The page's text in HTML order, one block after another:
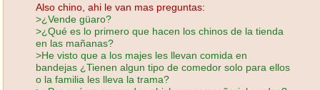
Also chino, ahi le van mas preguntas:
>¿Vende güaro?
>¿Qué es lo primero que hacen los chinos de la tienda
en las mañanas?
>He visto que a los majes les llevan comida en
bandejas ¿Tienen algun tipo de comedor solo para ellos
o la familia les lleva la trama?